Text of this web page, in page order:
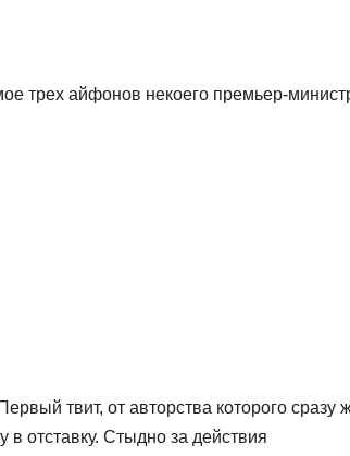
трех айфонов некоего премьер-
твит, от авторства которого сразу
в отставку. Стыдно за действия